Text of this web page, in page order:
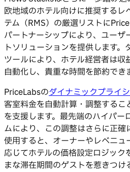
欧地域のホテル向けに推奨するレ
テム（RMS）の厳選リストに
パートナーシップにより、ユーザ
トソリューションを提供します
ツールにより、ホテル経営者は収
自動化し、貴重な時間を節約でき
PriceLabsのダイナミックプライ
客室料金を自動計算・調整するこ
を支援します。最先端のハイパー
ムにより、この調整はさらに正確
使用すると、オーナーやレベニュ
応じてホテルの価格設定ロジック
まな滞在期間のゲストを惹きつけ